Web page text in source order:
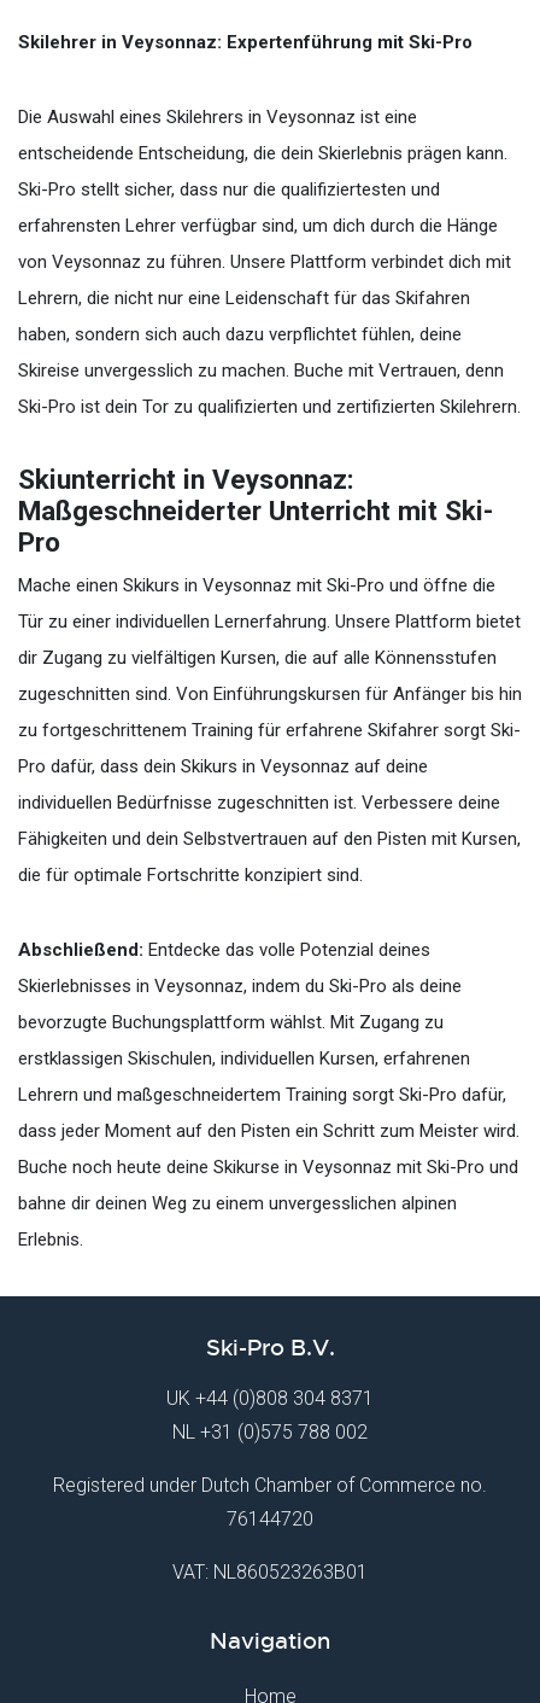
Skilehrer in Veysonnaz: Expertenführung mit Ski-Pro
Die Auswahl eines Skilehrers in Veysonnaz ist eine
entscheidende Entscheidung, die dein Skierlebnis prägen kann.
Ski-Pro stellt sicher, dass nur die qualifiziertesten und
erfahrensten Lehrer verfügbar sind, um dich durch die Hänge
von Veysonnaz zu führen. Unsere Plattform verbindet dich mit
Lehrern, die nicht nur eine Leidenschaft für das Skifahren
haben, sondern sich auch dazu verpflichtet fühlen, deine
Skireise unvergesslich zu machen. Buche mit Vertrauen, denn
Ski-Pro ist dein Tor zu qualifizierten und zertifizierten Skilehrern.
Skiunterricht in Veysonnaz:
Maßgeschneiderter Unterricht mit Ski-
Pro
Mache einen Skikurs in Veysonnaz mit Ski-Pro und öffne die
Tür zu einer individuellen Lernerfahrung. Unsere Plattform bietet
dir Zugang zu vielfältigen Kursen, die auf alle Könnensstufen
zugeschnitten sind. Von Einführungskursen für Anfänger bis hin
zu fortgeschrittenem Training für erfahrene Skifahrer sorgt Ski-
Pro dafür, dass dein Skikurs in Veysonnaz auf deine
individuellen Bedürfnisse zugeschnitten ist. Verbessere deine
Fähigkeiten und dein Selbstvertrauen auf den Pisten mit Kursen,
die für optimale Fortschritte konzipiert sind.
Abschließend: Entdecke das volle Potenzial deines
Skierlebnisses in Veysonnaz, indem du Ski-Pro als deine
bevorzugte Buchungsplattform wählst. Mit Zugang zu
erstklassigen Skischulen, individuellen Kursen, erfahrenen
Lehrern und maßgeschneidertem Training sorgt Ski-Pro dafür,
dass jeder Moment auf den Pisten ein Schritt zum Meister wird.
Buche noch heute deine Skikurse in Veysonnaz mit Ski-Pro und
bahne dir deinen Weg zu einem unvergesslichen alpinen
Erlebnis.
Ski-Pro B.V.
UK +44 (0)808 304 8371
NL +31 (0)575 788 002
Registered under Dutch Chamber of Commerce no.
76144720
VAT: NL860523263B01
Navigation
Home